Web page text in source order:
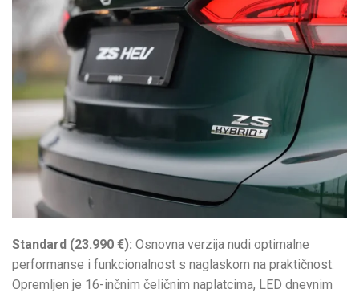
Standard (23.990 €): Osnovna verzija nudi optimalne
performanse i funkcionalnost s naglaskom na praktičnost.
Opremljen je 16-inčnim čeličnim naplatcima, LED dnevnim